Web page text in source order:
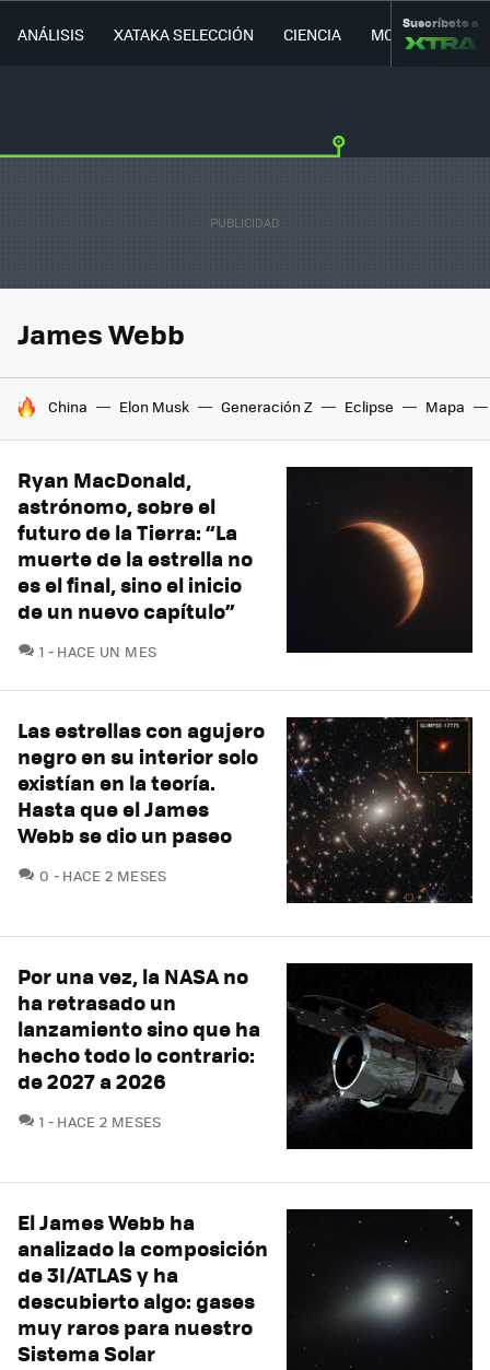
ANÁLISIS XATAKA SELECCIÓN CIENCIA MOVILIDAD
Suscríbete a
James Webb
HOY SE HABLA DE
China Elon Musk Generación Z Eclipse Mapa
Ryan MacDonald,
astrónomo, sobre el
futuro de la Tierra: “La
muerte de la estrella no
es el final, sino el inicio
de un nuevo capítulo”
1 COMENTARIOS
HACE UN MES
Las estrellas con agujero
negro en su interior solo
existían en la teoría.
Hasta que el James
Webb se dio un paseo
0 COMENTARIOS
HACE 2 MESES
Por una vez, la NASA no
ha retrasado un
lanzamiento sino que ha
hecho todo lo contrario:
de 2027 a 2026
1 COMENTARIOS
HACE 2 MESES
El James Webb ha
analizado la composición
de 3I/ATLAS y ha
descubierto algo: gases
muy raros para nuestro
Sistema Solar